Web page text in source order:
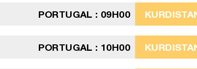
PORTUGAL : 09H00
PORTUGAL : 10H00